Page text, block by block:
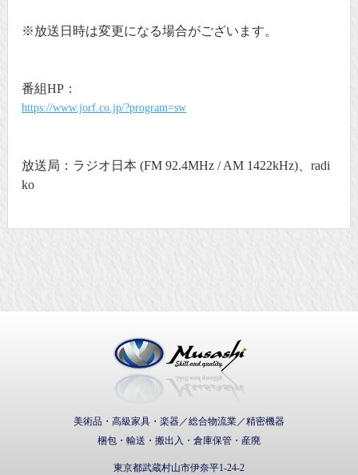
※放送日時は変更になる場合がございます。
番組HP：
https://www.jorf.co.jp/?program=sw
放送局：ラジオ日本 (FM 92.4MHz / AM 1422kHz)、radi
ko
美術品・高級家具・楽器／総合物流業／精密機器
梱包・輸送・搬出入・倉庫保管・産廃
東京都武蔵村山市伊奈平1-24-2